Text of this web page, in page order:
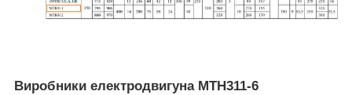
Виробники електродвигуна MTH311-6